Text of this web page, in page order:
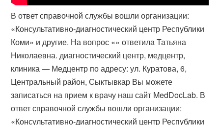
В ответ справочной службы вошли организации:
«Консультативно-диагностический центр Республики
Коми» и другие. На вопрос «» ответила Татьяна
Николаевна. диагностический центр, медцентр,
клиника — Медцентр по адресу: ул. Куратова, 6,
Центральный район, Сыктывкар Вы можете
записаться на прием к врачу наш сайт MedDocLab. В
ответ справочной службы вошли организации:
«Консультативно-диагностический центр Республики